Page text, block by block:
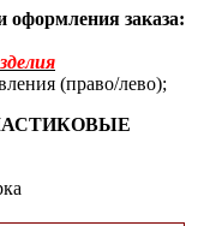
оформления заказа:
(право/лево);